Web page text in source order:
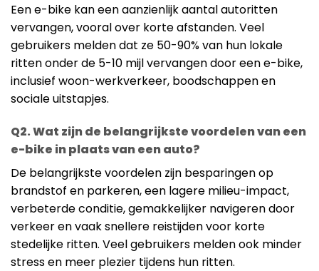
Een e-bike kan een aanzienlijk aantal autoritten
vervangen, vooral over korte afstanden. Veel
gebruikers melden dat ze 50-90% van hun lokale
ritten onder de 5-10 mijl vervangen door een e-bike,
inclusief woon-werkverkeer, boodschappen en
sociale uitstapjes.
Q2. Wat zijn de belangrijkste voordelen van een
e-bike in plaats van een auto?
De belangrijkste voordelen zijn besparingen op
brandstof en parkeren, een lagere milieu-impact,
verbeterde conditie, gemakkelijker navigeren door
verkeer en vaak snellere reistijden voor korte
stedelijke ritten. Veel gebruikers melden ook minder
stress en meer plezier tijdens hun ritten.